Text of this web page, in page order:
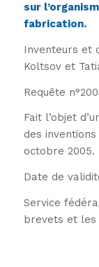
sur
fabrication.
Inventeurs et
Koltsov et
Requête
Fait l’objet
des
octobre 2005.
Date de
Service
brevets et les